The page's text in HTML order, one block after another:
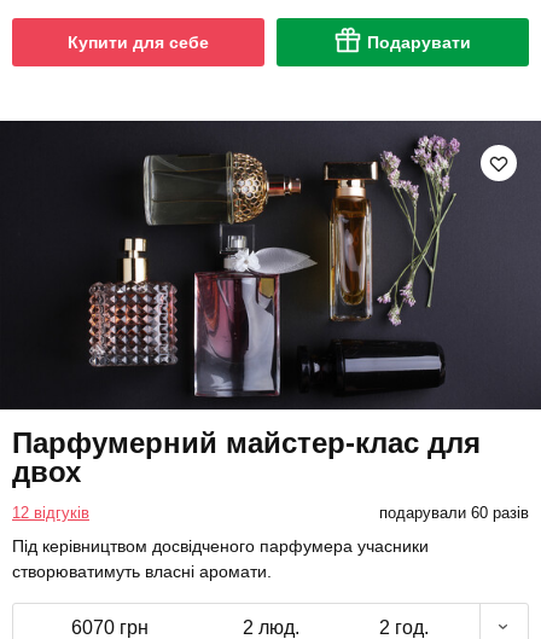
Купити для себе Подарувати
Парфумерний майстер-клас для
двох
12 відгуків подарували 60 разів
Під керівництвом досвідченого парфумера учасники
створюватимуть власні аромати.
6070 грн 2 люд. 2 год.